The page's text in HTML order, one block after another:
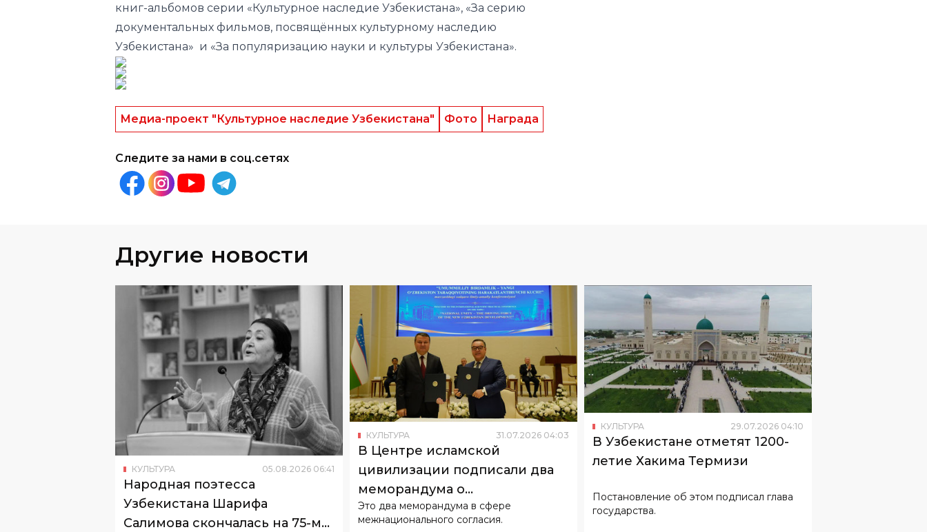
книг-альбомов серии «Культурное наследие Узбекистана», «За серию
документальных фильмов, посвящённых культурному наследию
Узбекистана» и «За популяризацию науки и культуры Узбекистана».
Медиа-проект "Культурное наследие Узбекистана" Фото Награда
Следите за нами в соц.сетях
Другие новости
КУЛЬТУРА 05.08.2026 06:41
Народная поэтесса
Узбекистана Шарифа
Салимова скончалась на 75-м
КУЛЬТУРА 31.07.2026 04:03
В Центре исламской
цивилизации подписали два
меморандума о
сотрудничестве
Это два меморандума в сфере
межнационального согласия.
КУЛЬТУРА 29.07.2026 04:10
В Узбекистане отметят 1200-
летие Хакима Термизи
Постановление об этом подписал глава
государства.